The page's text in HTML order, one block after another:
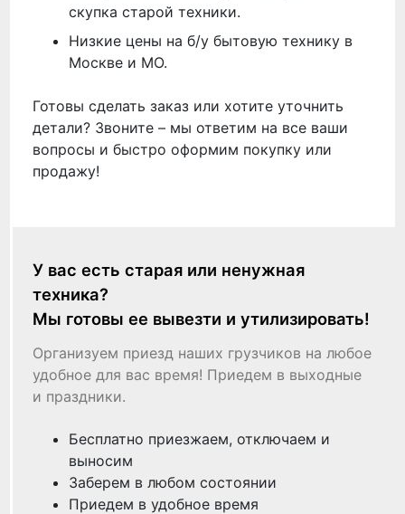
скупка старой техники.
Низкие цены на б/у бытовую технику в
Москве и МО.
Готовы сделать заказ или хотите уточнить
детали? Звоните – мы ответим на все ваши
вопросы и быстро оформим покупку или
продажу!
У вас есть старая или ненужная
техника?
Мы готовы ее вывезти и утилизировать!
Организуем приезд наших грузчиков на любое
удобное для вас время! Приедем в выходные
и праздники.
Бесплатно приезжаем, отключаем и
выносим
Заберем в любом состоянии
Приедем в удобное время